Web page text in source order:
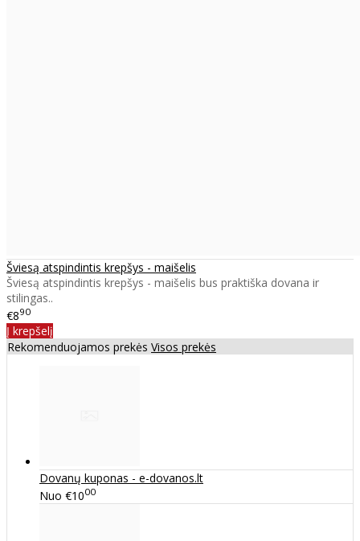
Šviesą atspindintis krepšys - maišelis
Šviesą atspindintis krepšys - maišelis bus praktiška dovana ir
stilingas..
€890
Į krepšelį
Rekomenduojamos prekės Visos prekės
Dovanų kuponas - e-dovanos.lt
Nuo €1000